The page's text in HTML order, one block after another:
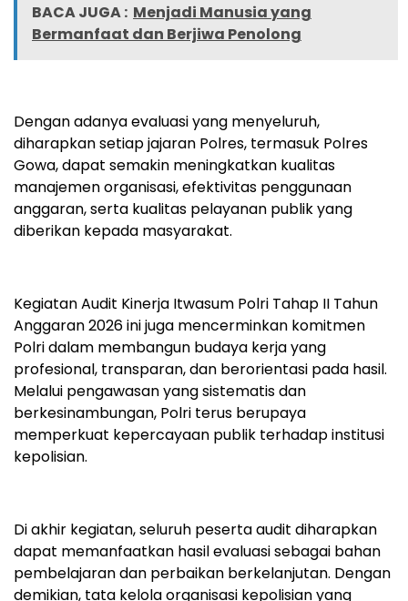
BACA JUGA : Menjadi Manusia yang
Bermanfaat dan Berjiwa Penolong
Dengan adanya evaluasi yang menyeluruh,
diharapkan setiap jajaran Polres, termasuk Polres
Gowa, dapat semakin meningkatkan kualitas
manajemen organisasi, efektivitas penggunaan
anggaran, serta kualitas pelayanan publik yang
diberikan kepada masyarakat.
Kegiatan Audit Kinerja Itwasum Polri Tahap II Tahun
Anggaran 2026 ini juga mencerminkan komitmen
Polri dalam membangun budaya kerja yang
profesional, transparan, dan berorientasi pada hasil.
Melalui pengawasan yang sistematis dan
berkesinambungan, Polri terus berupaya
memperkuat kepercayaan publik terhadap institusi
kepolisian.
Di akhir kegiatan, seluruh peserta audit diharapkan
dapat memanfaatkan hasil evaluasi sebagai bahan
pembelajaran dan perbaikan berkelanjutan. Dengan
demikian, tata kelola organisasi kepolisian yang